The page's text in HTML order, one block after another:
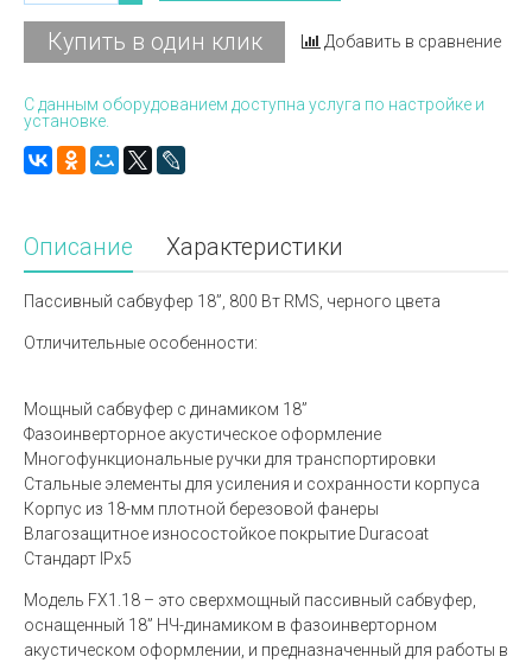
Купить в один клик Добавить в сравнение
С данным оборудованием доступна услуга по настройке и
установке.
Описание Характеристики
Пассивный сабвуфер 18”, 800 Вт RMS, черного цвета
Отличительные особенности:
Мощный сабвуфер с динамиком 18”
Фазоинверторное акустическое оформление
Многофункциональные ручки для транспортировки
Стальные элементы для усиления и сохранности корпуса
Корпус из 18-мм плотной березовой фанеры
Влагозащитное износостойкое покрытие Duracoat
Стандарт IPx5
Модель FX1.18 – это сверхмощный пассивный сабвуфер,
оснащенный 18” НЧ-динамиком в фазоинверторном
акустическом оформлении, и предназначенный для работы в